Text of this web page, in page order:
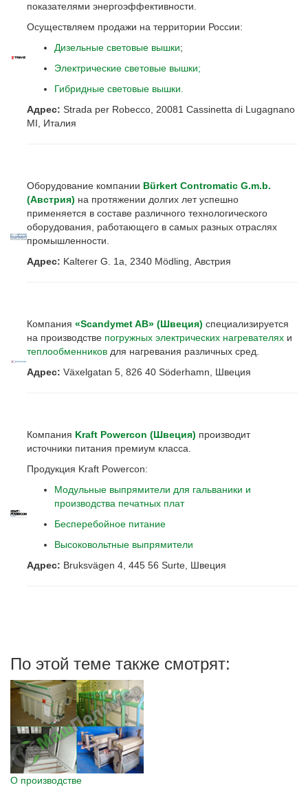
показателями энергоэффективности.
Осуществляем продажи на территории России:
Дизельные световые вышки;
Электрические световые вышки;
Гибридные световые вышки.
Адрес: Strada per Robecco, 20081 Cassinetta di Lugagnano
MI, Италия
Оборудование компании Bürkert Contromatic G.m.b.
(Австрия) на протяжении долгих лет успешно
применяется в составе различного технологического
оборудования, работающего в самых разных отраслях
промышленности.
Адрес: Kalterer G. 1a, 2340 Mödling, Австрия
Компания «Scandymet AB» (Швеция) специализируется
на производстве погружных электрических нагревателях и
теплообменников для нагревания различных сред.
Адрес: Växelgatan 5, 826 40 Söderhamn, Швеция
Компания Kraft Powercon (Швеция) производит
источники питания премиум класса.
Продукция Kraft Powercon:
Модульные выпрямители для гальваники и
производства печатных плат
Бесперебойное питание
Высоковольтные выпрямители
Адрес: Bruksvägen 4, 445 56 Surte, Швеция
По этой теме также смотрят:
О производстве